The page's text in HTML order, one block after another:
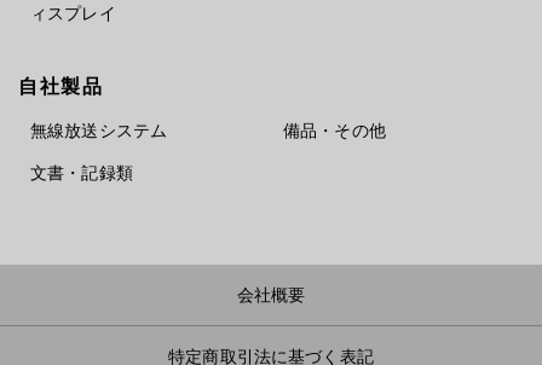
ィスプレイ
自社製品
無線放送システム 備品・その他
文書・記録類
会社概要
特定商取引法に基づく表記